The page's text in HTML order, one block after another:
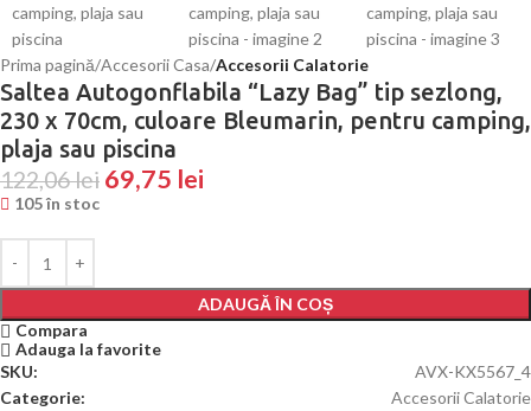
Prima pagină Accesorii Casa Accesorii Calatorie
Saltea Autogonflabila “Lazy Bag” tip sezlong,
230 x 70cm, culoare Bleumarin, pentru camping,
plaja sau piscina
122,06lei 69,75 lei
105 în stoc
ADAUGĂ ÎN COȘ
Compara
Adauga la favorite
SKU:
AVX-KX5567_4
Categorie:
Accesorii Calatorie